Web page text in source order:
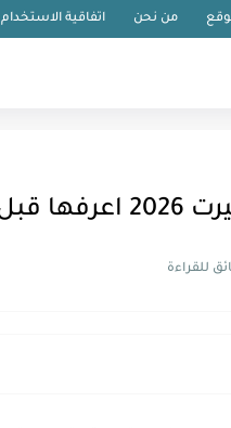
من نحن اتفاقية الاستخدام